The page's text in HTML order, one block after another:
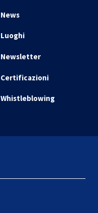
News
Luoghi
Newsletter
Certificazioni
Whistleblowing